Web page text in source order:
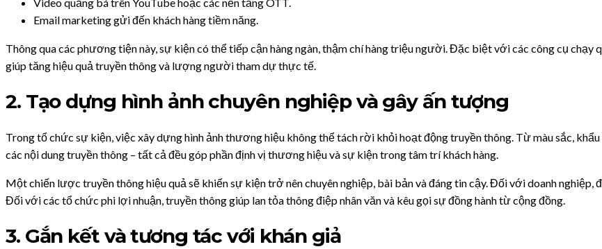
Email marketing gửi đến khách hàng tiềm năng.
Thông qua các phương tiện này, sự kiện có thể tiếp cận hàng ngàn, thậm chí hàng triệu người. Đặc biệt với các công cụ chạy
giúp tăng hiệu quả truyền thông và lượng người tham dự thực tế.
2. Tạo dựng hình ảnh chuyên nghiệp và gây ấn tượng
Trong tổ chức sự kiện, việc xây dựng hình ảnh thương hiệu không thể tách rời khỏi hoạt động truyền thông. Từ màu sắc,
các nội dung truyền thông – tất cả đều góp phần định vị thương hiệu và sự kiện trong tâm trí khách hàng.
Một chiến lược truyền thông hiệu quả sẽ khiến sự kiện trở nên chuyên nghiệp, bài bản và đáng tin cậy. Đối với doanh
Đối với các tổ chức phi lợi nhuận, truyền thông giúp lan tỏa thông điệp nhân văn và kêu gọi sự đồng hành từ cộng đồng.
3. Gắn kết và tương tác với khán giả